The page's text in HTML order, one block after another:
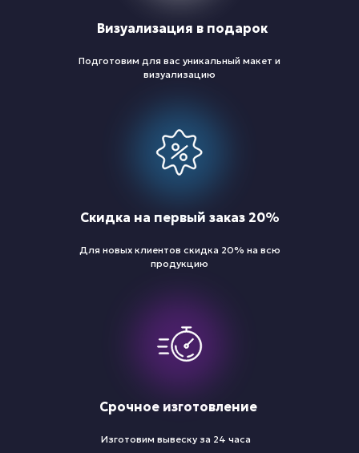
Визуализация в подарок
Подготовим для вас уникальный макет и
визуализацию
Для новых клиентов скидка 20% на всю
продукцию
Изготовим вывеску за 24 часа
Скидка на первый заказ 20%
Срочное изготовление